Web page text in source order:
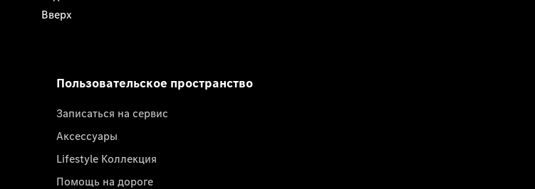
Вверх
Пользовательское пространство
Записаться на сервис
Аксессуары
Lifestyle Коллекция
Помощь на дороге